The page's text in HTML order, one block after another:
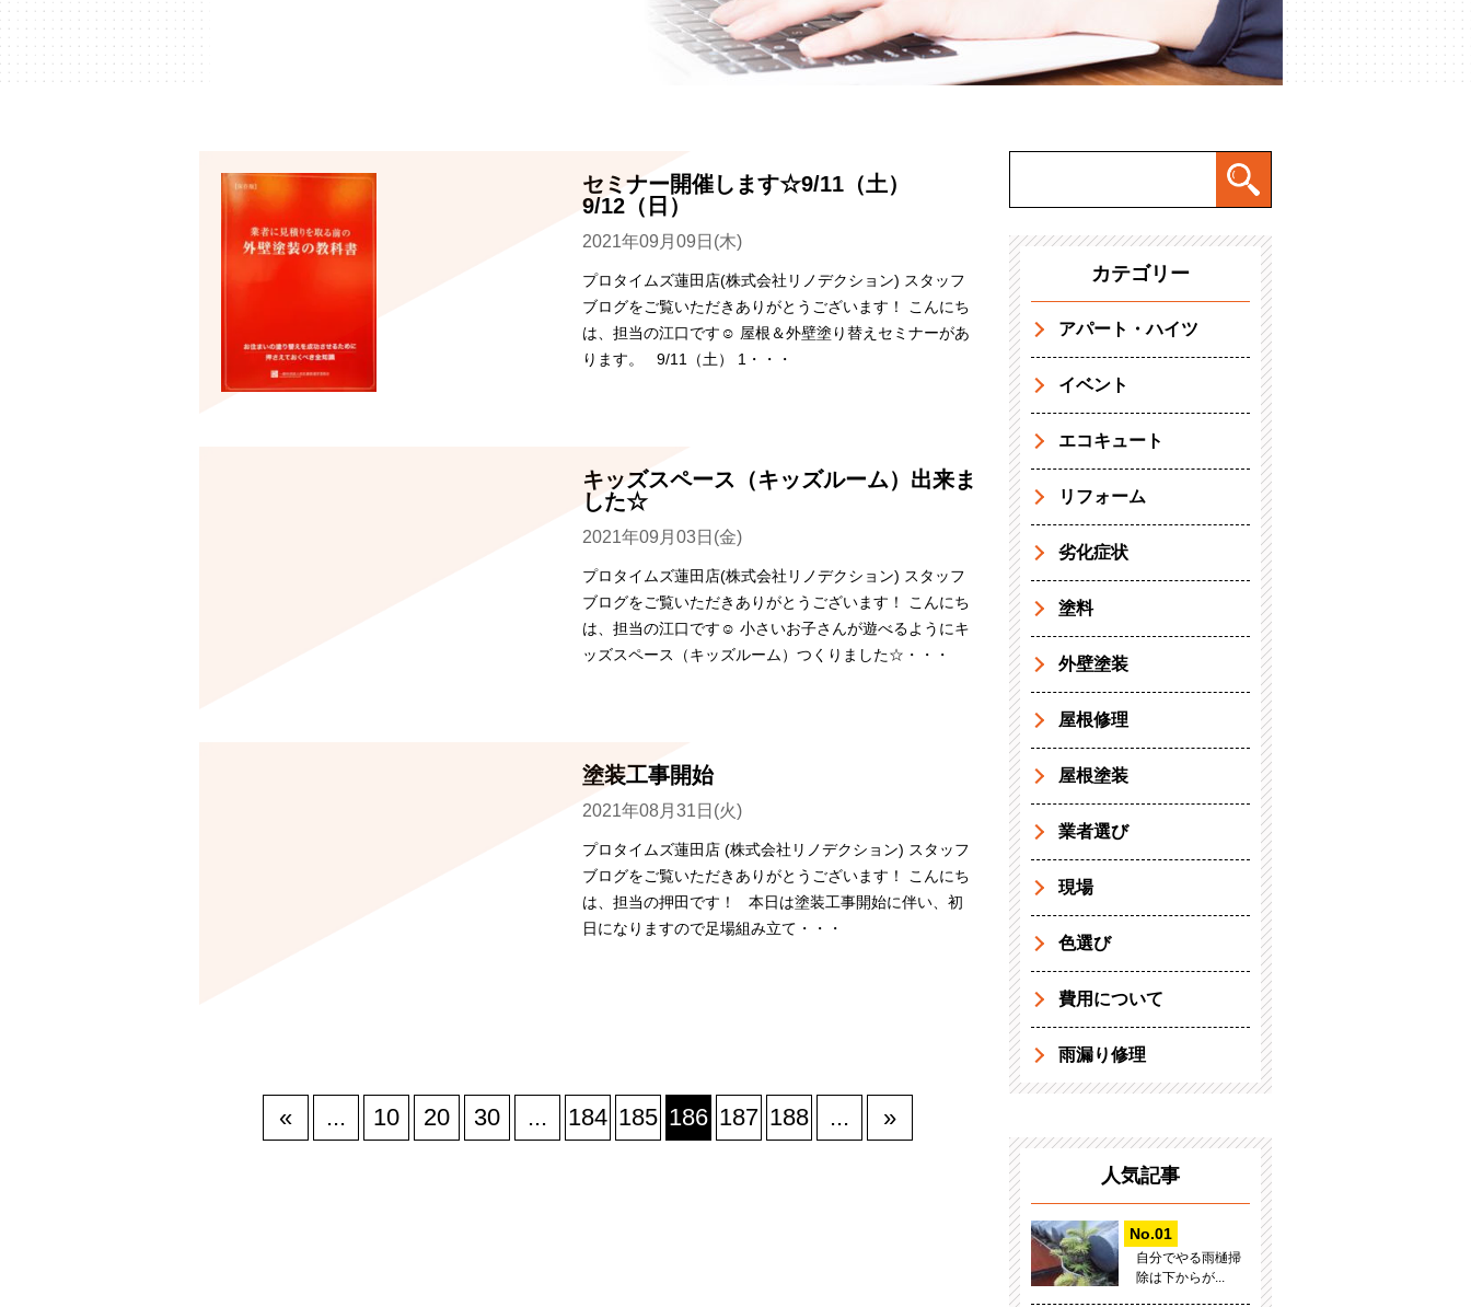
セミナー開催します☆9/11（土）
9/12（日）
2021年09月09日(木)
プロタイムズ蓮田店(株式会社リノデクション) スタッフ
ブログをご覧いただきありがとうございます！ こんにち
は、担当の江口です☺ 屋根＆外壁塗り替えセミナーがあ
ります。 9/11（土） 1・・・
キッズスペース（キッズルーム）出来ま
した☆
2021年09月03日(金)
プロタイムズ蓮田店(株式会社リノデクション) スタッフ
ブログをご覧いただきありがとうございます！ こんにち
は、担当の江口です☺ 小さいお子さんが遊べるようにキ
ッズスペース（キッズルーム）つくりました☆・・・
塗装工事開始
2021年08月31日(火)
プロタイムズ蓮田店 (株式会社リノデクション) スタッフ
ブログをご覧いただきありがとうございます！ こんにち
は、担当の押田です！ 本日は塗装工事開始に伴い、初
日になりますので足場組み立て・・・
« ... 10 20 30 ... 184 185 186 187 188 ... »
カテゴリー
アパート・ハイツ
イベント
エコキュート
リフォーム
劣化症状
塗料
外壁塗装
屋根修理
屋根塗装
業者選び
現場
色選び
費用について
雨漏り修理
人気記事
自分でやる雨樋掃
除は下からが...